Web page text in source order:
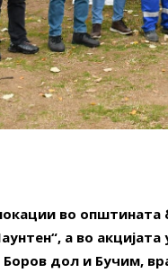
во општината
а во
дол и Бучим,